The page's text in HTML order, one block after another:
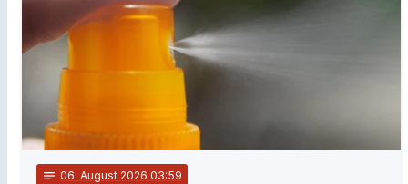
notes 06. August 2026 03:59